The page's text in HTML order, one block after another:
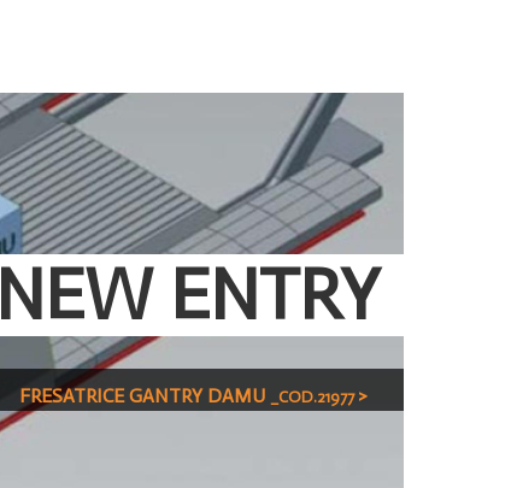
NEW ENTRY
FRESATRICE GANTRY DAMU _COD.21977>